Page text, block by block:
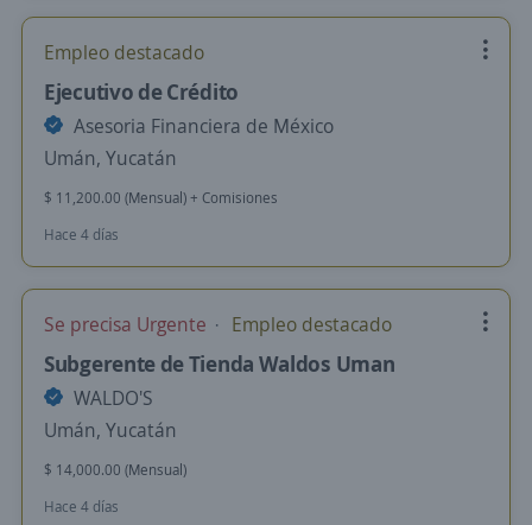
Empleo destacado
Ejecutivo de Crédito
Asesoria Financiera de México
Umán, Yucatán
$ 11,200.00 (Mensual) + Comisiones
Hace 4 días
Se precisa Urgente Empleo destacado
Subgerente de Tienda Waldos Uman
WALDO'S
Umán, Yucatán
$ 14,000.00 (Mensual)
Hace 4 días